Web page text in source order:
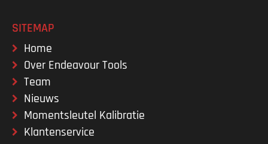
SITEMAP
Home
Over Endeavour Tools
Team
Nieuws
Momentsleutel Kalibratie
Klantenservice